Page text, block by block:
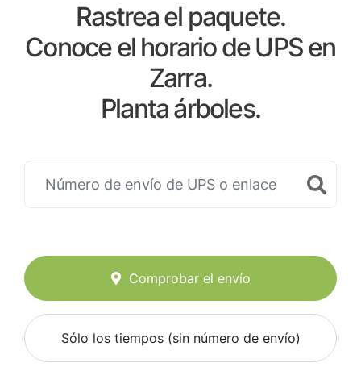
Rastrea el paquete.
Conoce el horario de UPS en
Zarra.
Planta árboles.
Comprobar el envío
Sólo los tiempos (sin número de envío)